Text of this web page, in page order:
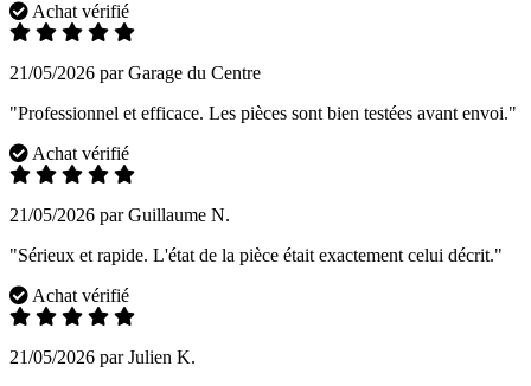
Achat vérifié
21/05/2026 par Garage du Centre
"Professionnel et efficace. Les pièces sont bien testées avant envoi."
Achat vérifié
21/05/2026 par Guillaume N.
"Sérieux et rapide. L'état de la pièce était exactement celui décrit."
Achat vérifié
21/05/2026 par Julien K.